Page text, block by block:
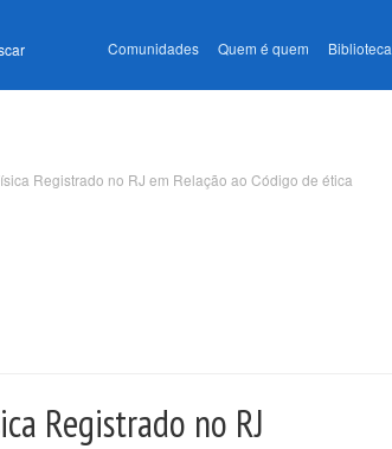
Comunidades Quem é quem Biblioteca
Registrado no RJ em Relação ao Código de ética
Registrado no RJ